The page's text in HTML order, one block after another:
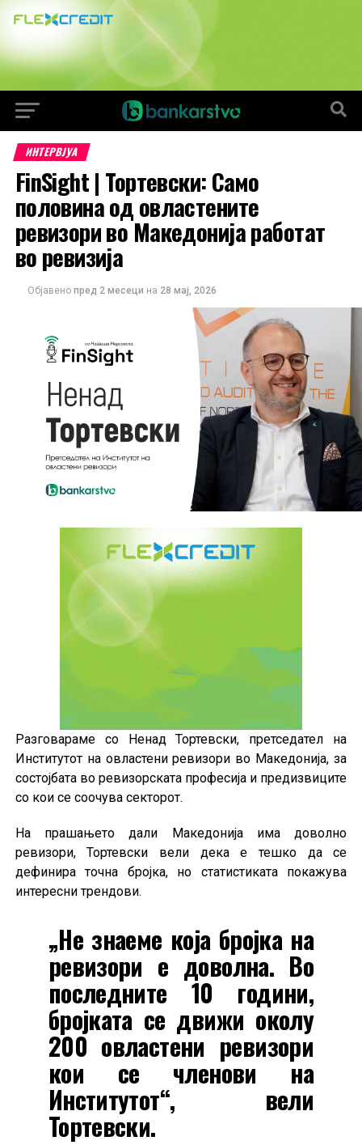
ИНТЕРВЈУА
FinSight | Тортевски: Само
половина од овластените
ревизори во Македонија работат
во ревизија
Објавено пред 2 месеци на 28 мај, 2026
Разговараме со Ненад Тортевски, претседател на
Институтот на овластени ревизори во Македонија, за
состојбата во ревизорската професија и предизвиците
со кои се соочува секторот.
На прашањето дали Македонија има доволно
ревизори, Тортевски вели дека е тешко да се
дефинира точна бројка, но статистиката покажува
интересни трендови.
„Не знаеме која бројка на
ревизори е доволна. Во
последните 10 години,
бројката се движи околу
200 овластени ревизори
кои се членови на
Институтот“, вели
Тортевски.